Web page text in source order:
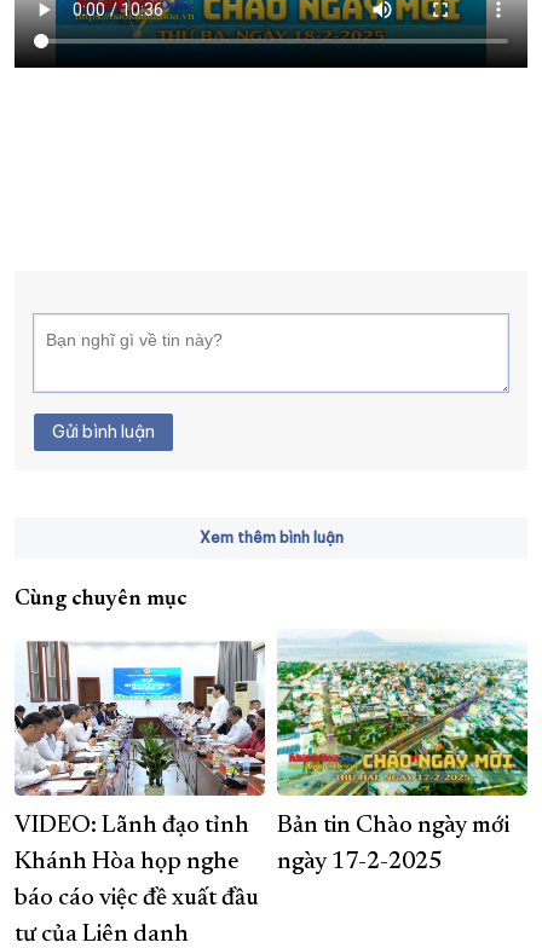
XÂY DỰNG KHÁNH HÒA TRỞ THÀNH THÀNH PHỐ TRỰC THUỘC
Gửi bình luận
Xem thêm bình luận
Cùng chuyên mục
VIDEO: Lãnh đạo tỉnh
Khánh Hòa họp nghe
báo cáo việc đề xuất đầu
tư của Liên danh
Bản tin Chào ngày mới
ngày 17-2-2025